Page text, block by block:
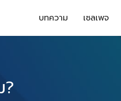
บทความ เซลเพจ